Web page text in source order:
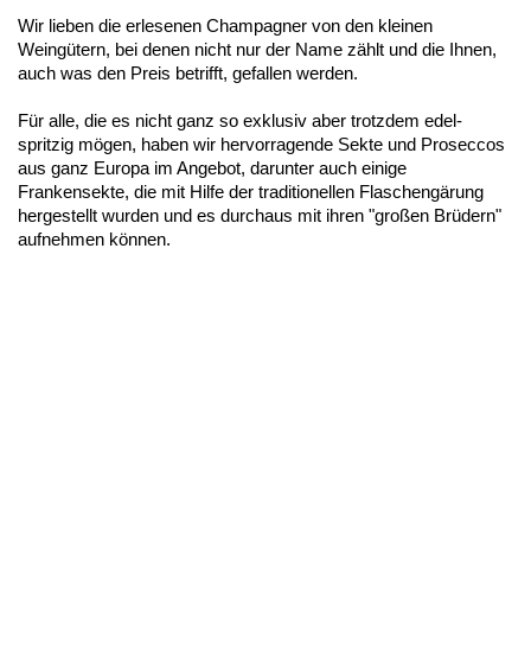
Wir lieben die erlesenen Champagner von den kleinen
Weingütern, bei denen nicht nur der Name zählt und die Ihnen,
auch was den Preis betrifft, gefallen werden.
Für alle, die es nicht ganz so exklusiv aber trotzdem edel-
spritzig mögen, haben wir hervorragende Sekte und Proseccos
aus ganz Europa im Angebot, darunter auch einige
Frankensekte, die mit Hilfe der traditionellen Flaschengärung
hergestellt wurden und es durchaus mit ihren "großen Brüdern"
aufnehmen können.